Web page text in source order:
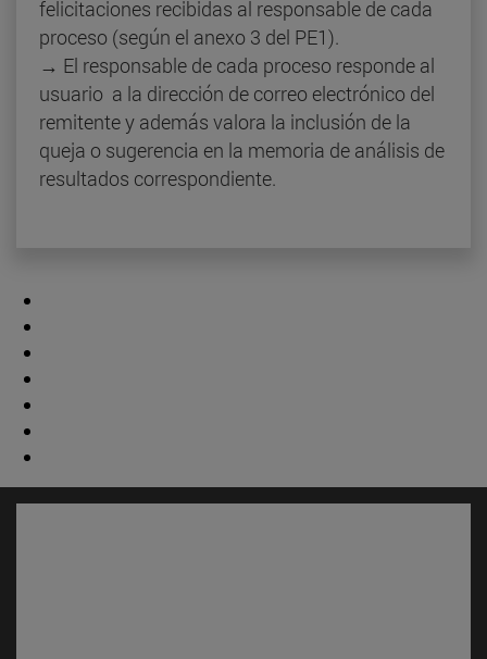
felicitaciones recibidas al responsable de cada
proceso (según el anexo 3 del PE1).
→ El responsable de cada proceso responde al
usuario a la dirección de correo electrónico del
remitente y además valora la inclusión de la
queja o sugerencia en la memoria de análisis de
resultados correspondiente.